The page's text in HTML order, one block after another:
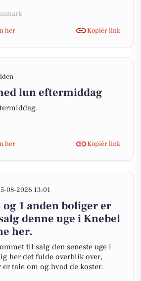
her
Kopiér link
lun eftermiddag
her
Kopiér link
08-2026 13:01
1 anden boliger er
denne uge i Knebel
her.
til salg den seneste uge i
her det fulde overblik over,
tale om og hvad de koster.